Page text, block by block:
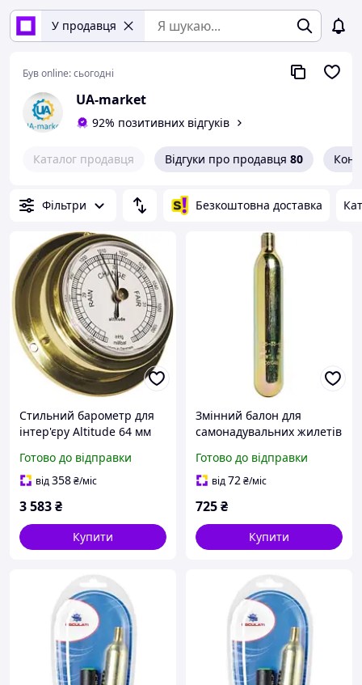
У продавця
Був online:сьогодні
UA-market
92% позитивних відгуків
Каталог продавця Відгуки про продавця 80
Фільтри Безкоштовна доставка
Стильний барометр для
інтер'єру Altitude 64 мм
склом точність ± 7 мБар
для подарунка
Готово до відправки
від358₴/міс
3 583₴
Купити
Змінний балон для
самонадувальних жилетів
італійська якість для
безпеки 150 Н
Готово до відправки
від72₴/міс
725₴
Купити